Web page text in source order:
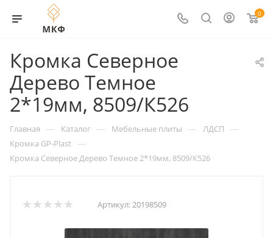
0
Кромка Северное
Дерево Темное
2*19мм, 8509/К526
Главная — Каталог — Мебельные плиты — ЛДСП —
Кромка GP-Plast —
Кромка Северное Дерево Темное 2*19мм, 8509/К526
Артикул:20198509